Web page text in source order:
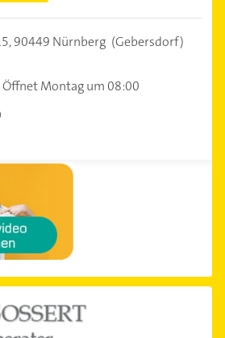
90449 Nürnberg (Gebersdorf)
Öffnet Montag um 08:00